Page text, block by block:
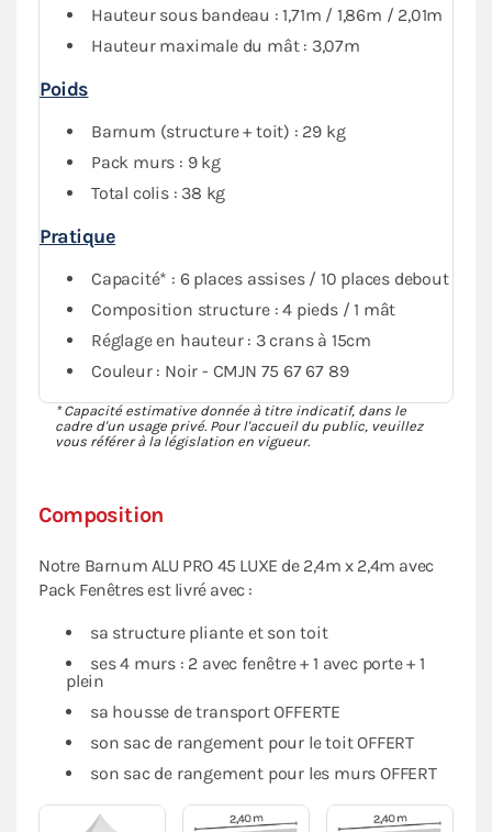
abri tout en conservant de la visibilité grâce au PVC
transparent.
Composition
Notre Barnum ALU PRO 45 LUXE de 2,4m x 2,4m avec
Pack Fenêtres est livré avec :
sa structure pliante et son toit
ses 4 murs : 2 avec fenêtre + 1 avec porte + 1
plein
sa housse de transport OFFERTE
son sac de rangement pour le toit OFFERT
son sac de rangement pour les murs OFFERT
Hauteur sous bandeau : 1,71m / 1,86m / 2,01m
Hauteur maximale du mât : 3,07m
Poids
Barnum (structure + toit) : 29 kg
Pack murs : 9 kg
Total colis : 38 kg
Pratique
Capacité* : 6 places assises / 10 places debout
Composition structure : 4 pieds / 1 mât
Réglage en hauteur : 3 crans à 15cm
Couleur : Noir - CMJN 75 67 67 89
* Capacité estimative donnée à titre indicatif, dans le
cadre d'un usage privé. Pour l'accueil du public, veuillez
vous référer à la législation en vigueur.